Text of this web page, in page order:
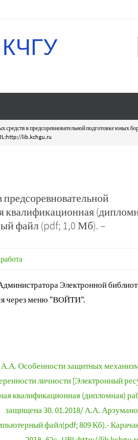
КЧГУ
средств в предсоревновательной подготовке юных
lib.kchgu.ru
квалификационная
файл (pdf; 1,0 Мб). –
Электронной
через меню "ВОЙТИ".
Особенности защитных
личности [Электронный
квалификационная (дипломная)
защищена 30. 01.2018/ А.А.
файл(pdf; 809 Кб).-